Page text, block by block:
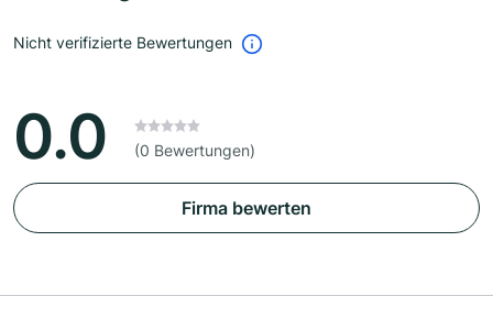
Nicht verifizierte Bewertungen
0.0 (0 Bewertungen)
Firma bewerten